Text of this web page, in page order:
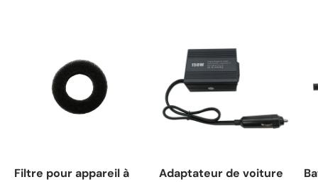
Filtre pour appareil à
Adaptateur de voiture